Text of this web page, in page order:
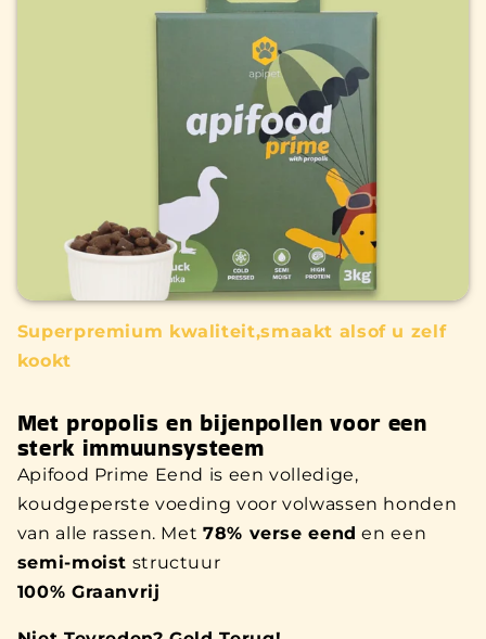
Superpremium kwaliteit,smaakt alsof u zelf
kookt
Met propolis en bijenpollen voor een
sterk immuunsysteem
Apifood Prime Eend is een volledige,
koudgeperste voeding voor volwassen honden
van alle rassen. Met 78% verse eend en een
semi-moist structuur
100% Graanvrij